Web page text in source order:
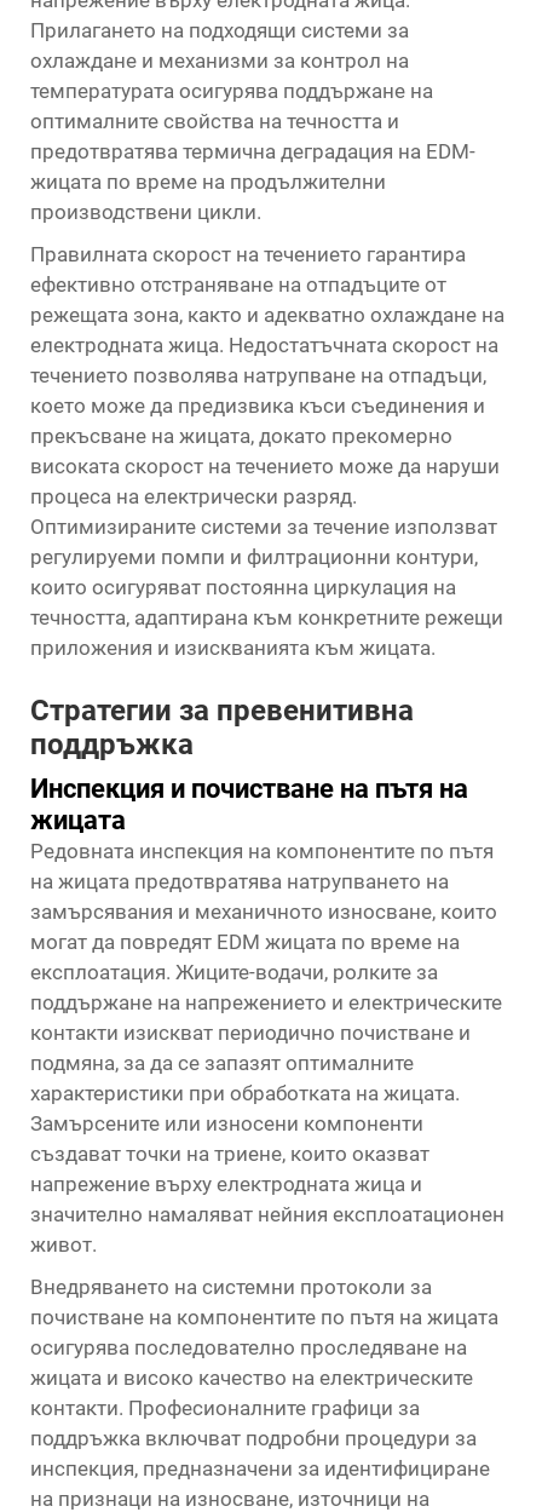
Прилагането на подходящи системи за
охлаждане и механизми за контрол на
температурата осигурява поддържане на
оптималните свойства на течността и
предотвратява термична деградация на EDM-
жицата по време на продължителни
производствени цикли.
Правилната скорост на течението гарантира
ефективно отстраняване на отпадъците от
режещата зона, както и адекватно охлаждане на
електродната жица. Недостатъчната скорост на
течението позволява натрупване на отпадъци,
което може да предизвика къси съединения и
прекъсване на жицата, докато прекомерно
високата скорост на течението може да наруши
процеса на електрически разряд.
Оптимизираните системи за течение използват
регулируеми помпи и филтрационни контури,
които осигуряват постоянна циркулация на
течността, адаптирана към конкретните режещи
приложения и изискванията към жицата.
Стратегии за превенитивна
поддръжка
Инспекция и почистване на пътя на
жицата
Редовната инспекция на компонентите по пътя
на жицата предотвратява натрупването на
замърсявания и механичното износване, които
могат да повредят EDM жицата по време на
експлоатация. Жиците-водачи, ролките за
поддържане на напрежението и електрическите
контакти изискват периодично почистване и
подмяна, за да се запазят оптималните
характеристики при обработката на жицата.
Замърсените или износени компоненти
създават точки на триене, които оказват
напрежение върху електродната жица и
значително намаляват нейния експлоатационен
живот.
Внедряването на системни протоколи за
почистване на компонентите по пътя на жицата
осигурява последователно проследяване на
жицата и високо качество на електрическите
контакти. Професионалните графици за
поддръжка включват подробни процедури за
инспекция, предназначени за идентифициране
на признаци на износване, източници на